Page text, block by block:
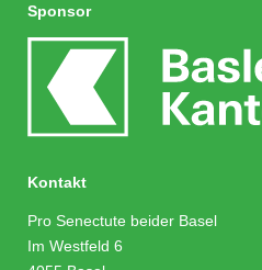
Sponsor
Kontakt
Pro Senectute beider Basel
Im Westfeld 6